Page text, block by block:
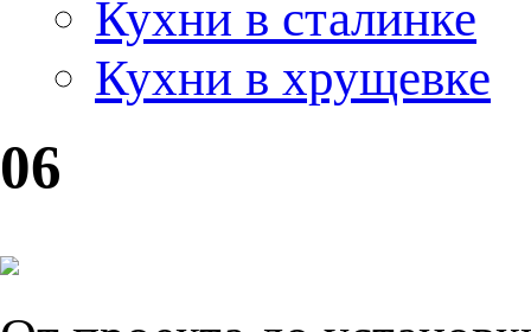
Кухни в сталинке
Кухни в хрущевке
06